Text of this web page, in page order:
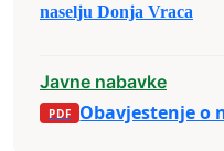
naselju Donja Vraca
Javne nabavke
Obavjestenje o